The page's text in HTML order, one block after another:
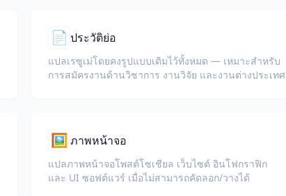
📄 ประวัติย่อ
แปลเรซูเม่โดยคงรูปแบบเดิมไว้ทั้งหมด — เหมาะสำหรับ
การสมัครงานด้านวิชาการ งานวิจัย และงานต่างประเทศ
🖼️ ภาพหน้าจอ
แปลภาพหน้าจอโพสต์โซเชียล เว็บไซต์ อินโฟกราฟิก
และ UI ซอฟต์แวร์ เมื่อไม่สามารถคัดลอก/วางได้